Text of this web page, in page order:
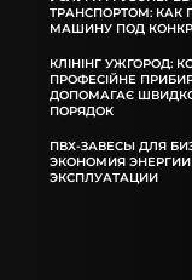
ТРАНСПОРТОМ: КАК
МАШИНУ ПОД
КЛІНІНГ УЖГОРОД:
ПРОФЕСІЙНЕ
ДОПОМАГАЄ
ПОРЯДОК
ПВХ-ЗАВЕСЫ ДЛЯ
ЭКОНОМИЯ
ЭКСПЛУАТАЦИИ